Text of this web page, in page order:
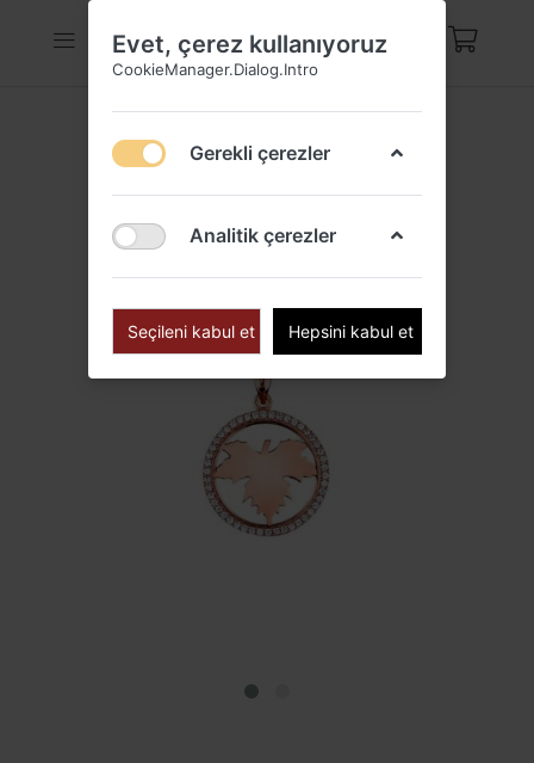
Evet, çerez kullanıyoruz
CookieManager.Dialog.Intro
Gerekli çerezler
Analitik çerezler
Seçileni kabul et Hepsini kabul et